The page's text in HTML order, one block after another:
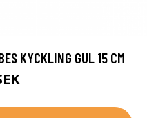
KYCKLING GUL 15 CM